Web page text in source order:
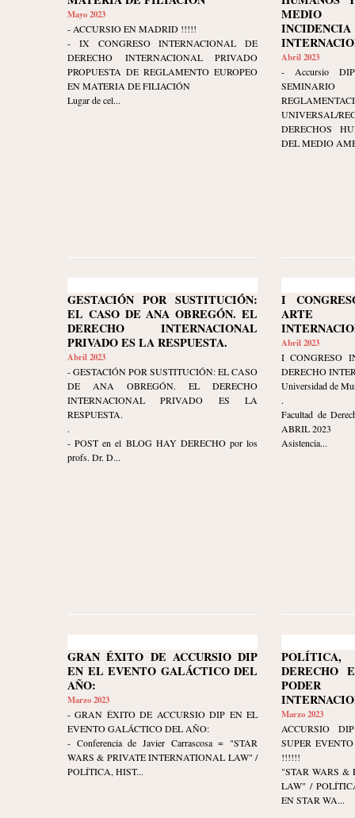
Mayo 2023
- ACCURSIO EN MADRID !!!!!
- IX CONGRESO INTERNACIONAL DE
DERECHO INTERNACIONAL PRIVADO
PROPUESTA DE REGLAMENTO EUROPEO
EN MATERIA DE FILIACIÓN
Lugar de cel...
MEDIO
Abril 2023
- Accursio
UNIVERSAL/
DERECHOS
DEL MEDIO
GESTACIÓN POR SUSTITUCIÓN:
EL CASO DE ANA OBREGÓN. EL
DERECHO INTERNACIONAL
PRIVADO ES LA RESPUESTA.
Abril 2023
- GESTACIÓN POR SUSTITUCIÓN: EL CASO
DE ANA OBREGÓN. EL DERECHO
INTERNACIONAL PRIVADO ES LA
RESPUESTA.
.
- POST en el BLOG HAY DERECHO por los
profs. Dr. D...
I
ARTE
Abril 2023
I CONGRESO
DERECHO
Universidad de
.
Facultad de
ABRIL 2023
Asistencia...
GRAN ÉXITO DE ACCURSIO DIP
EN EL EVENTO GALÁCTICO DEL
AÑO:
Marzo 2023
- GRAN ÉXITO DE ACCURSIO DIP EN EL
EVENTO GALÁCTICO DEL AÑO:
- Conferencia de Javier Carrascosa = "STAR
WARS & PRIVATE INTERNATIONAL LAW" /
POLÍTICA, HIST...
DERECHO
PODER
Marzo 2023
ACCURSIO
SUPER
!!!!!!
"STAR WARS &
LAW" /
EN STAR WA...